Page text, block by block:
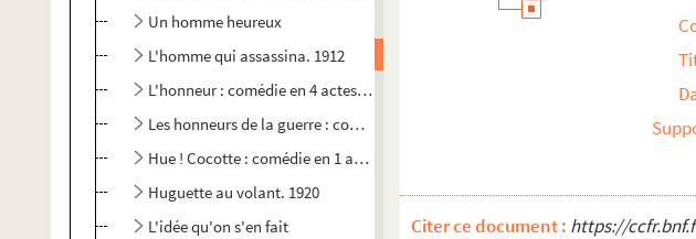
Un homme heureux
L'homme qui assassina. 1912
L'honneur : comédie en 4 actes. 1901
Les honneurs de la guerre : comédie en 3 actes. 1913
Hue ! Cocotte : comédie en 1 acte
Huguette au volant. 1920
L'idée qu'on s'en fait
Citer ce document : https://